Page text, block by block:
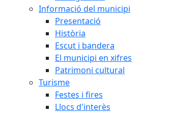
Informació del municipi
Presentació
Història
Escut i bandera
El municipi en xifres
Patrimoni cultural
Turisme
Festes i fires
Llocs d'interès